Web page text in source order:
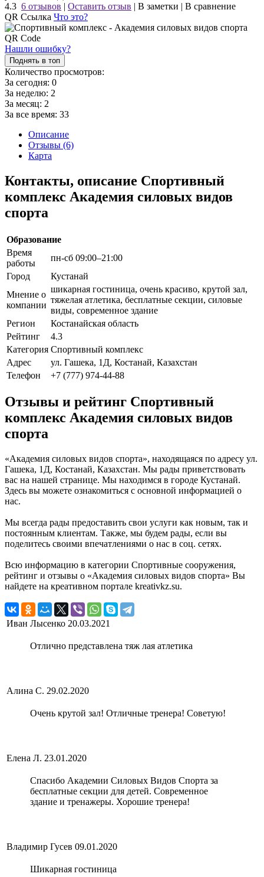
4.3 6 отзывов | Оставить отзыв | В заметки | В сравнение
QR Ссылка Что это?
Нашли ошибку?
Поднять в топ
Количество просмотров:
За сегодня: 0
За неделю: 2
За месяц: 2
За все время: 33
Описание
Отзывы (6)
Карта
Контакты, описание Спортивный
комплекс Академия силовых видов
спорта
Образование
Время
работы
пн-сб 09:00–21:00
Город
Кустанай
Мнение о
компании
шикарная гостиница, очень красиво, крутой зал,
тяжелая атлетика, бесплатные секции, силовые
виды, современное здание
Регион
Костанайская область
Рейтинг
4.3
Категория Спортивный комплекс
Адрес
ул. Гашека, 1Д, Костанай, Казахстан
Телефон
+7 (777) 974-44-88
Отзывы и рейтинг Спортивный
комплекс Академия силовых видов
спорта
«Академия силовых видов спорта», находящаяся по адресу ул.
Гашека, 1Д, Костанай, Казахстан. Мы рады приветствовать
вас на нашей странице. Мы находимся в городе Кустанай.
Здесь вы можете ознакомиться с основной информацией о
нас.
Мы всегда рады предоставить свои услуги как новым, так и
постоянным клиентам. Также, мы будем рады, если вы
поделитесь своими впечатлениями о нас в соц. сетях.
Всю информацию в категории Спортивные сооружения,
рейтинг и отзывы о «Академия силовых видов спорта» Вы
найдете на креативном портале kreativkz.su.
Иван Лысенко 20.03.2021
Отлично представлена тяж лая атлетика
Алина С. 29.02.2020
Очень крутой зал! Отличные тренера! Советую!
Елена Л. 23.01.2020
Спасибо Академии Силовых Видов Спорта за
бесплатные секции для детей. Современное
здание и тренажеры. Хорошие тренера!
Владимир Гусев 09.01.2020
Шикарная гостиница